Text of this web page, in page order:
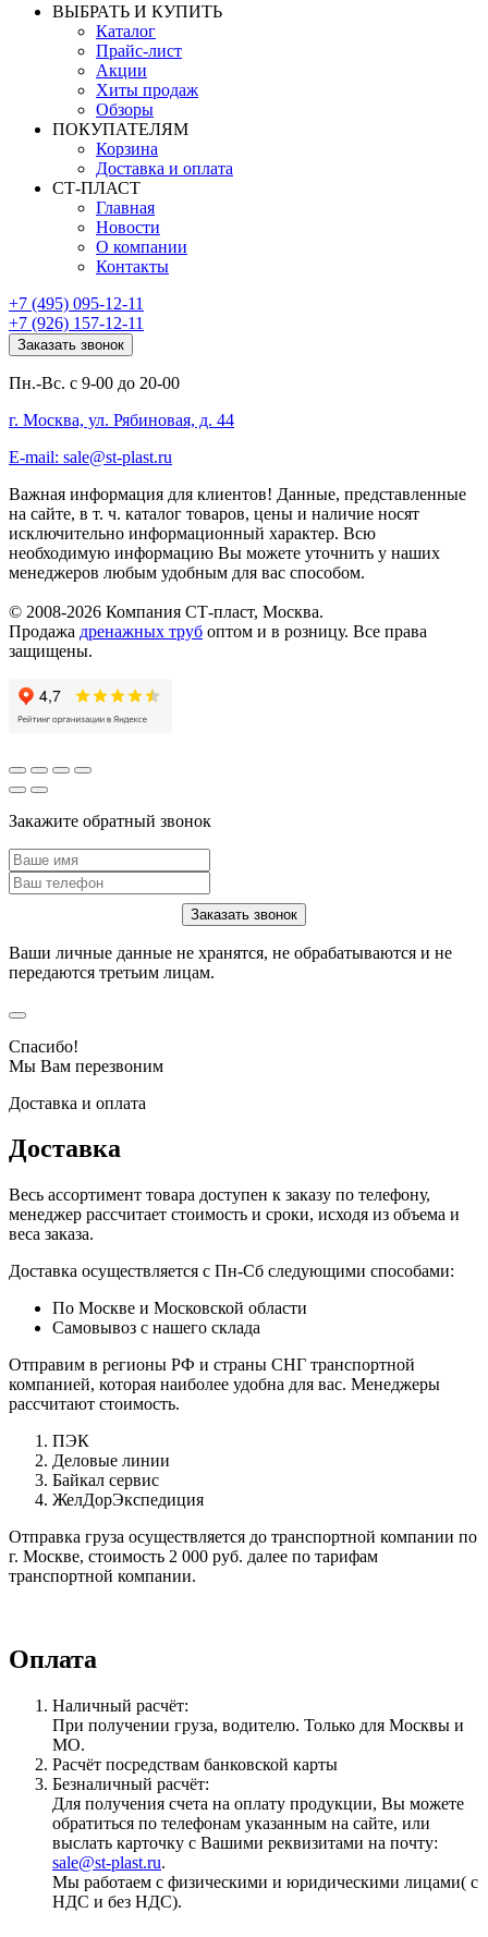
ВЫБРАТЬ И КУПИТЬ
Каталог
Прайс-лист
Акции
Хиты продаж
Обзоры
ПОКУПАТЕЛЯМ
Корзина
Доставка и оплата
СТ-ПЛАСТ
Главная
Новости
О компании
Контакты
+7 (495) 095-12-11
+7 (926) 157-12-11
Заказать звонок
Пн.-Вс. с 9-00 до 20-00
г. Москва, ул. Рябиновая, д. 44
E-mail: sale@st-plast.ru
Важная информация для клиентов! Данные, представленные
на сайте, в т. ч. каталог товаров, цены и наличие носят
исключительно информационный характер. Всю
необходимую информацию Вы можете уточнить у наших
менеджеров любым удобным для вас способом.
© 2008-2026 Компания СТ-пласт, Москва.
Продажа дренажных труб оптом и в розницу. Все права
защищены.
Закажите обратный звонок
Ваши личные данные не хранятся, не обрабатываются и не
передаются третьим лицам.
Спасибо!
Мы Вам перезвоним
Доставка и оплата
Доставка
Весь ассортимент товара доступен к заказу по телефону,
менеджер рассчитает стоимость и сроки, исходя из объема и
веса заказа.
Доставка осуществляется с Пн-Сб следующими способами:
По Москве и Московской области
Самовывоз с нашего склада
Отправим в регионы РФ и страны СНГ транспортной
компанией, которая наиболее удобна для вас. Менеджеры
рассчитают стоимость.
ПЭК
Деловые линии
Байкал сервис
ЖелДорЭкспедиция
Отправка груза осуществляется до транспортной компании по
г. Москве, стоимость 2 000 руб. далее по тарифам
транспортной компании.
Оплата
Наличный расчёт:
При получении груза, водителю. Только для Москвы и
МО.
Расчёт посредствам банковской карты
Безналичный расчёт:
Для получения счета на оплату продукции, Вы можете
обратиться по телефонам указанным на сайте, или
выслать карточку с Вашими реквизитами на почту:
sale@st-plast.ru.
Мы работаем с физическими и юридическими лицами( с
НДС и без НДС).